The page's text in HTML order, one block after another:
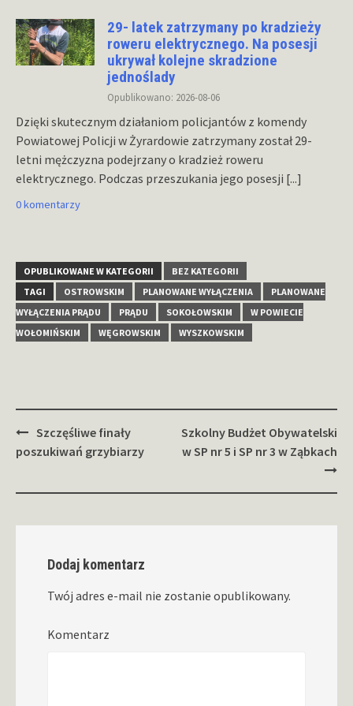
29- latek zatrzymany po kradzieży
roweru elektrycznego. Na posesji
ukrywał kolejne skradzione
jednoślady
Opublikowano: 2026-08-06
Dzięki skutecznym działaniom policjantów z komendy
Powiatowej Policji w Żyrardowie zatrzymany został 29-
letni mężczyzna podejrzany o kradzież roweru
elektrycznego. Podczas przeszukania jego posesji [...]
0 komentarzy
OPUBLIKOWANE W KATEGORII
BEZ KATEGORII
TAGI
OSTROWSKIM PLANOWANE WYŁĄCZENIA
PLANOWANE
WYŁĄCZENIA PRĄDU
PRĄDU SOKOŁOWSKIM
W POWIECIE
WOŁOMIŃSKIM
WĘGROWSKIM WYSZKOWSKIM
Zobacz
wpisy
Szczęśliwe finały
poszukiwań grzybiarzy
Szkolny Budżet Obywatelski
w SP nr 5 i SP nr 3 w Ząbkach
Dodaj komentarz
Twój adres e-mail nie zostanie opublikowany.
Komentarz